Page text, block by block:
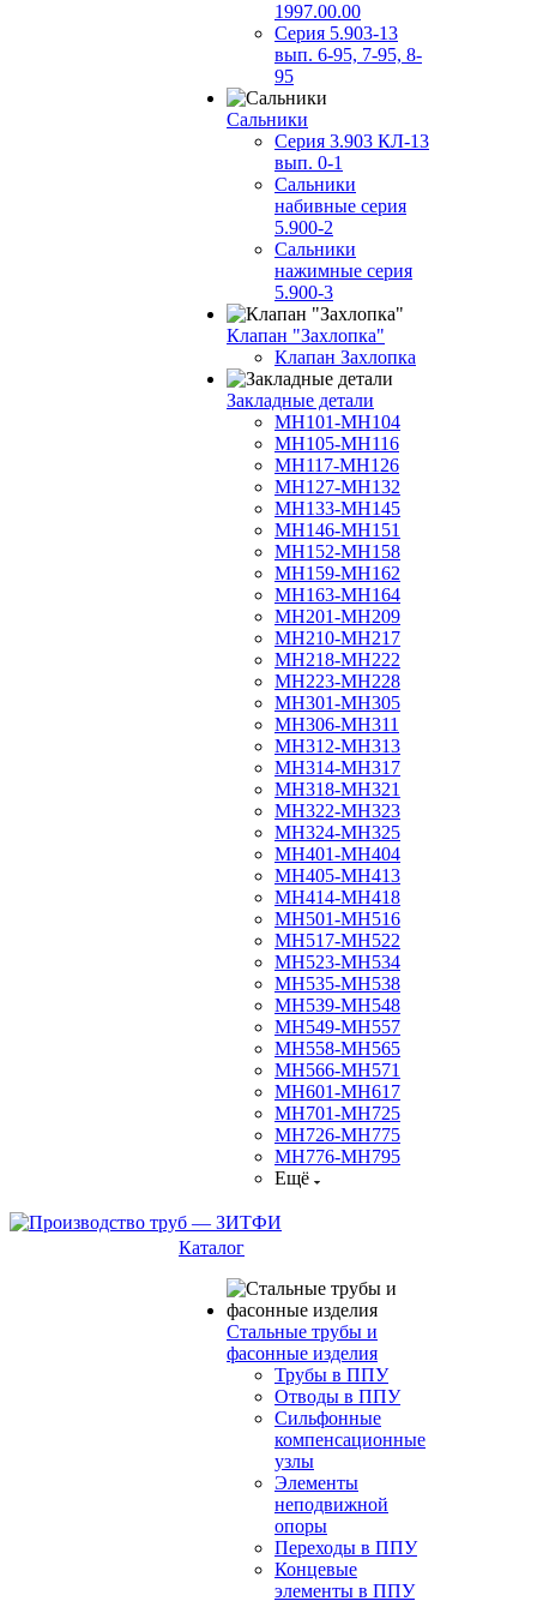
1997.00.00
Серия 5.903-13
вып. 6-95, 7-95, 8-
95
Сальники
Серия 3.903 КЛ-13
вып. 0-1
Сальники
набивные серия
5.900-2
Сальники
нажимные серия
5.900-3
Клапан "Захлопка"
Клапан Захлопка
Закладные детали
МН101-МН104
МН105-МН116
МН117-МН126
МН127-МН132
МН133-МН145
МН146-МН151
МН152-МН158
МН159-МН162
МН163-МН164
МН201-МН209
МН210-МН217
МН218-МН222
МН223-МН228
МН301-МН305
МН306-МН311
МН312-МН313
МН314-МН317
МН318-МН321
МН322-МН323
МН324-МН325
МН401-МН404
МН405-МН413
МН414-МН418
МН501-МН516
МН517-МН522
МН523-МН534
МН535-МН538
МН539-МН548
МН549-МН557
МН558-МН565
МН566-МН571
МН601-МН617
МН701-МН725
МН726-МН775
МН776-МН795
Ещё
Каталог
Стальные трубы и
фасонные изделия
Трубы в ППУ
Отводы в ППУ
Сильфонные
компенсационные
узлы
Элементы
неподвижной
опоры
Переходы в ППУ
Концевые
элементы в ППУ